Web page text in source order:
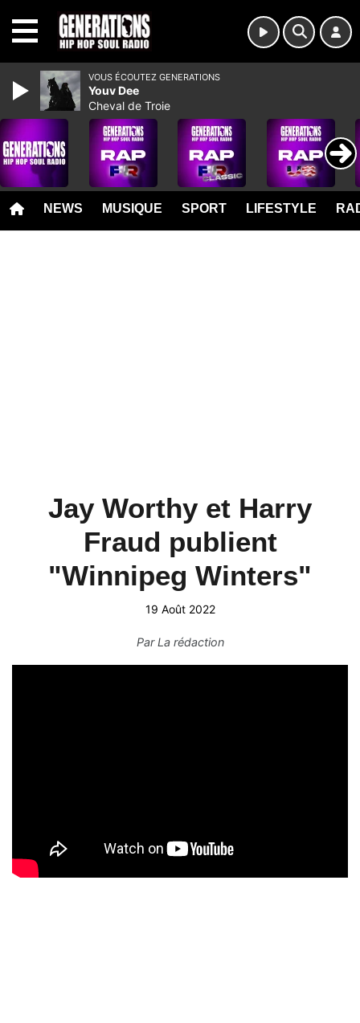
NEWS MUSIQUE SPORT LIFESTYLE
Jay Worthy et Harry
Fraud publient
"Winnipeg Winters"
19 Août 2022
ParLa rédaction
VOUS ÉCOUTEZ GENERATIONS
Youv Dee
Cheval de Troie